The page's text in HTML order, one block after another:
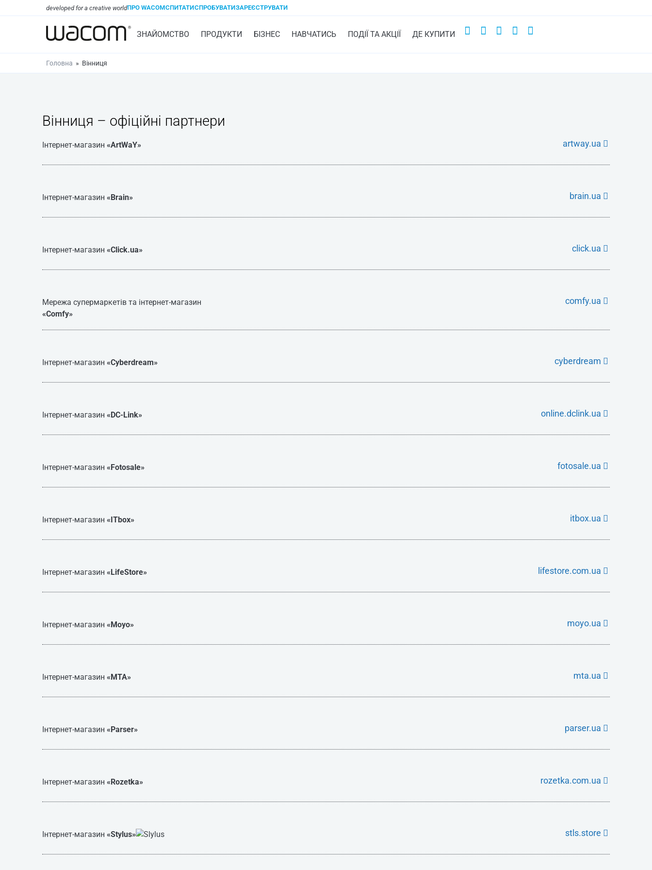
developed for a creative worldПРО WACOMСПИТАТИСПРОБУВАТИЗАРЕЄСТРУВАТИ
ЗНАЙОМСТВО ПРОДУКТИ БІЗНЕС НАВЧАТИСЬ ПОДІЇ ТА АКЦІЇ ДЕ КУПИТИ
Головна » Вінниця
Вінниця – офіційні партнери
Інтернет-магазин «ArtWaY» artway.ua
Інтернет-магазин «Brain» brain.ua
Інтернет-магазин «Click.ua» click.ua
Мережа супермаркетів та інтернет-магазин
«Comfy»
comfy.ua
Інтернет-магазин «Cyberdream» cyberdream
Інтернет-магазин «DC-Link» online.dclink.ua
Інтернет-магазин «Fotosale» fotosale.ua
Інтернет-магазин «ITbox» itbox.ua
Інтернет-магазин «LifeStore» lifestore.com.ua
Інтернет-магазин «Moyo» moyo.ua
Інтернет-магазин «MTA» mta.ua
Інтернет-магазин «Parser» parser.ua
Інтернет-магазин «Rozetka» rozetka.com.ua
Інтернет-магазин «Stylus» stls.store